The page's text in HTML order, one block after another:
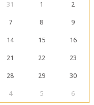
31 1 2
7 8 9
14 15 16
21 22 23
28 29 30
4 5 6